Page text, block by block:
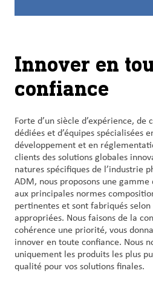
du client
Investisseurs
Innover en
confiance
Forte d’un siècle d’expérience, de
dédiées et d’équipes spécialisées
développement et en
clients des solutions globales
natures spécifiques de l’industrie
ADM, nous proposons une
aux principales normes
pertinentes et sont fabriqués selon
appropriées. Nous faisons de la
cohérence une priorité, vous
innover en toute confiance. Nous
uniquement les produits les plus
qualité pour vos solutions finales.